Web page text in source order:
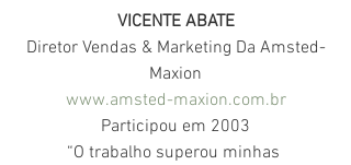
VICENTE ABATE
Diretor Vendas & Marketing Da Amsted-
Maxion
www.amsted-maxion.com.br
Participou em 2003
“O trabalho superou minhas